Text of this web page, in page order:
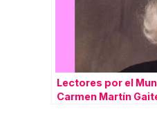
Lectores por el
Carmen Martín